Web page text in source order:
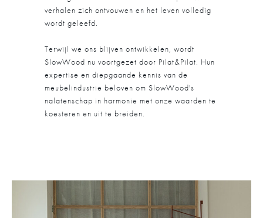
verhalen zich ontvouwen en het leven volledig
wordt geleefd.
Terwijl we ons blijven ontwikkelen, wordt
SlowWood nu voortgezet door Pilat&Pilat. Hun
expertise en diepgaande kennis van de
meubelindustrie beloven om SlowWood's
nalatenschap in harmonie met onze waarden te
koesteren en uit te breiden.